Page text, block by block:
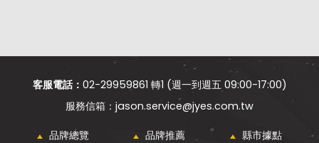
客服電話： 02-29959861 轉1 (週一到週五 09:00-17:00)
jason.service@jyes.com.tw
品牌總覽 品牌推薦 縣市據點